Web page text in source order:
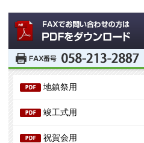
地鎮祭用
竣工式用
祝賀会用